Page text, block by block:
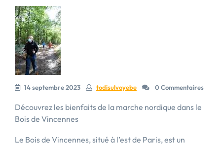
14 septembre 2023 todisulvoyebe 0 Commentaires
Découvrez les bienfaits de la marche nordique dans le
Bois de Vincennes
Le Bois de Vincennes, situé à l’est de Paris, est un